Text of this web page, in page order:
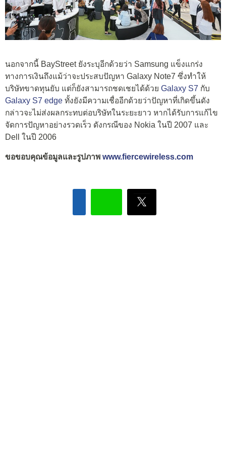
นอกจากนี้ BayStreet ยังระบุอีกด้วยว่า Samsung แข็งแกร่ง
ทางการเงินถึงแม้ว่าจะประสบปัญหา Galaxy Note7 ซึ่งทำให้
บริษัทขาดทุนยับ แต่ก็ยังสามารถชดเชยได้ด้วย Galaxy S7 กับ
Galaxy S7 edge ทั้งยังมีความเชื่ออีกด้วยว่าปัญหาที่เกิดขึ้นดัง
กล่าวจะไม่ส่งผลกระทบต่อบริษัทในระยะยาว หากได้รับการแก้ไข
จัดการปัญหาอย่างรวดเร็ว ดังกรณีของ Nokia ในปี 2007 และ
Dell ในปี 2006
ขอขอบคุณข้อมูลและรูปภาพ www.fiercewireless.com